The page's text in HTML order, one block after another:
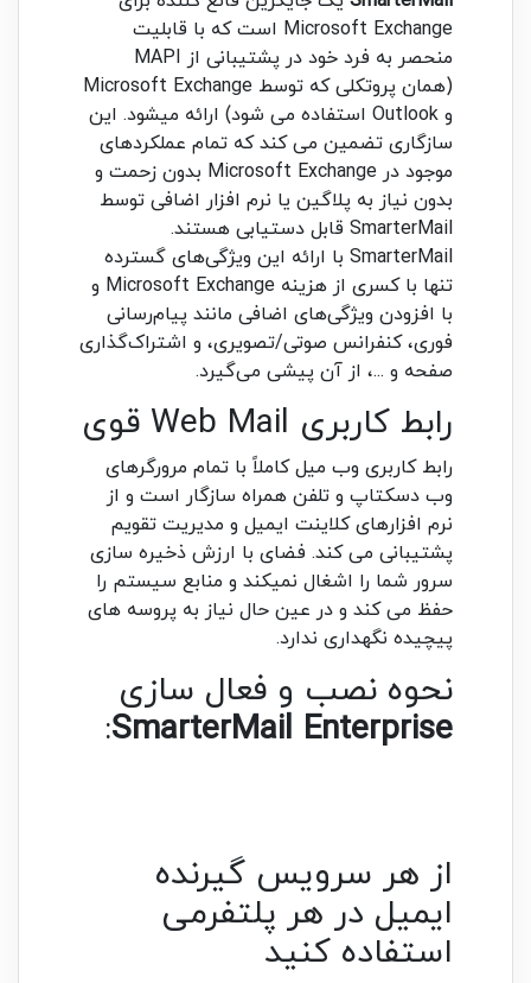
Microsoft Exchange است که با قابلیت
منحصر به فرد خود در پشتیبانی از MAPI
(همان پروتکلی که توسط Microsoft Exchange
و Outlook استفاده می شود) ارائه میشود. این
سازگاری تضمین می کند که تمام عملکردهای
موجود در Microsoft Exchange بدون زحمت و
بدون نیاز به پلاگین یا نرم افزار اضافی توسط
SmarterMail قابل دستیابی هستند.
SmarterMail با ارائه این ویژگی‌های گسترده
تنها با کسری از هزینه Microsoft Exchange و
با افزودن ویژگی‌های اضافی مانند پیام‌رسانی
فوری، کنفرانس صوتی/تصویری، و اشتراک‌گذاری
صفحه و ...، از آن پیشی می‌گیرد.
رابط کاربری Web Mail قوی
رابط کاربری وب میل کاملاً با تمام مرورگرهای
وب دسکتاپ و تلفن همراه سازگار است و از
نرم افزارهای کلاینت ایمیل و مدیریت تقویم
پشتیبانی می کند. فضای با ارزش ذخیره سازی
سرور شما را اشغال نمیکند و منابع سیستم را
حفظ می کند و در عین حال نیاز به پروسه های
پیچیده نگهداری ندارد.
نحوه نصب و فعال سازی
SmarterMail Enterprise
:
از هر سرویس گیرنده
ایمیل در هر پلتفرمی
استفاده کنید